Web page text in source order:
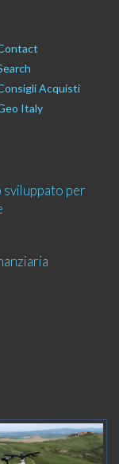
Acquisti
Italy
sviluppato per